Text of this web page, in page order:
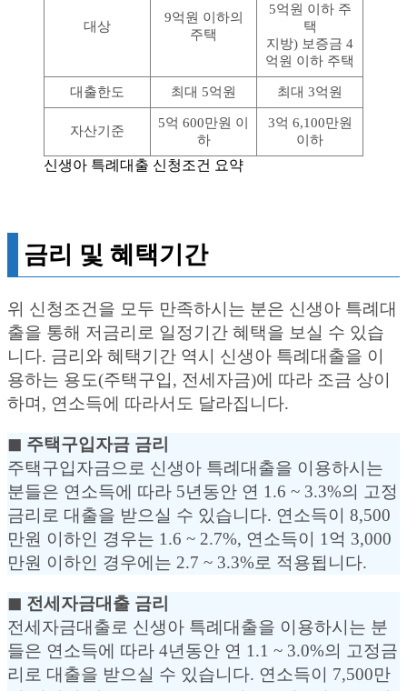
대상
9억원 이하의
주택
5억원 이하 주
택
지방) 보증금 4
억원 이하 주택
대출한도 최대 5억원 최대 3억원
자산기준
5억 600만원 이
하
3억 6,100만원
이하
신생아 특례대출 신청조건 요약
금리 및 혜택기간
위 신청조건을 모두 만족하시는 분은 신생아 특례대
출을 통해 저금리로 일정기간 혜택을 보실 수 있습
니다. 금리와 혜택기간 역시 신생아 특례대출을 이
용하는 용도(주택구입, 전세자금)에 따라 조금 상이
하며, 연소득에 따라서도 달라집니다.
◼︎ 주택구입자금 금리
주택구입자금으로 신생아 특례대출을 이용하시는
분들은 연소득에 따라 5년동안 연 1.6 ~ 3.3%의 고정
금리로 대출을 받으실 수 있습니다. 연소득이 8,500
만원 이하인 경우는 1.6 ~ 2.7%, 연소득이 1억 3,000
만원 이하인 경우에는 2.7 ~ 3.3%로 적용됩니다.
◼︎ 전세자금대출 금리
전세자금대출로 신생아 특례대출을 이용하시는 분
들은 연소득에 따라 4년동안 연 1.1 ~ 3.0%의 고정금
리로 대출을 받으실 수 있습니다. 연소득이 7,500만